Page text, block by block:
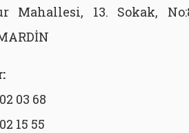
Mahallesi, 13. Sokak,
03 68
15 55